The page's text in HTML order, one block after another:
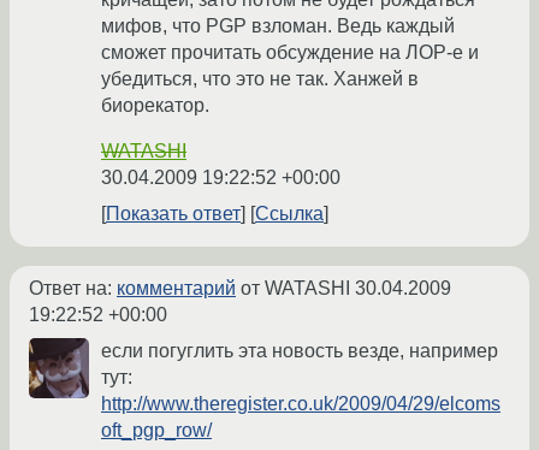
мифов, что PGP взломан. Ведь каждый
сможет прочитать обсуждение на ЛОР-е и
убедиться, что это не так. Ханжей в
биорекатор.
WATASHI
30.04.2009 19:22:52 +00:00
Показать ответ
Ссылка
Ответ на: комментарий от WATASHI 30.04.2009
19:22:52 +00:00
если погуглить эта новость везде, например
тут:
http://www.theregister.co.uk/2009/04/29/elcoms
oft_pgp_row/